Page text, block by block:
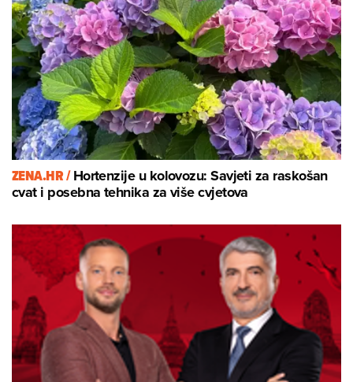
ZENA.HR /Hortenzije u kolovozu: Savjeti za raskošan
cvat i posebna tehnika za više cvjetova